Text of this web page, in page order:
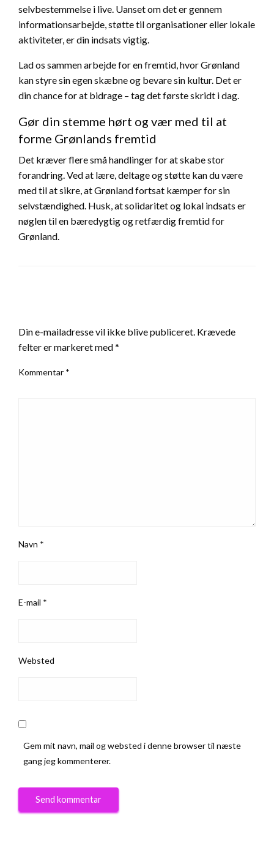
selvbestemmelse i live. Uanset om det er gennem
informationsarbejde, støtte til organisationer eller lokale
aktiviteter, er din indsats vigtig.
Lad os sammen arbejde for en fremtid, hvor Grønland
kan styre sin egen skæbne og bevare sin kultur. Det er
din chance for at bidrage – tag det første skridt i dag.
Gør din stemme hørt og vær med til at
forme Grønlands fremtid
Det kræver flere små handlinger for at skabe stor
forandring. Ved at lære, deltage og støtte kan du være
med til at sikre, at Grønland fortsat kæmper for sin
selvstændighed. Husk, at solidaritet og lokal indsats er
nøglen til en bæredygtig og retfærdig fremtid for
Grønland.
Din e-mailadresse vil ikke blive publiceret. Krævede
felter er markeret med*
Kommentar *
Navn *
E-mail *
Websted
Gem mit navn, mail og websted i denne browser til næste
gang jeg kommenterer.